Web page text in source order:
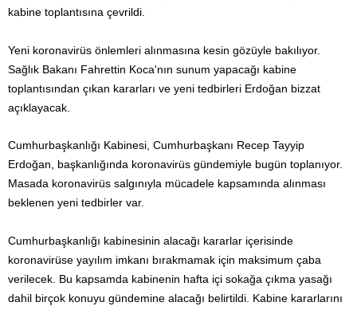
kabine toplantısına çevrildi.
Yeni koronavirüs önlemleri alınmasına kesin gözüyle bakılıyor.
Sağlık Bakanı Fahrettin Koca'nın sunum yapacağı kabine
toplantısından çıkan kararları ve yeni tedbirleri Erdoğan bizzat
açıklayacak.
Cumhurbaşkanlığı Kabinesi, Cumhurbaşkanı Recep Tayyip
Erdoğan, başkanlığında koronavirüs gündemiyle bugün toplanıyor.
Masada koronavirüs salgınıyla mücadele kapsamında alınması
beklenen yeni tedbirler var.
Cumhurbaşkanlığı kabinesinin alacağı kararlar içerisinde
koronavirüse yayılım imkanı bırakmamak için maksimum çaba
verilecek. Bu kapsamda kabinenin hafta içi sokağa çıkma yasağı
dahil birçok konuyu gündemine alacağı belirtildi. Kabine kararlarını